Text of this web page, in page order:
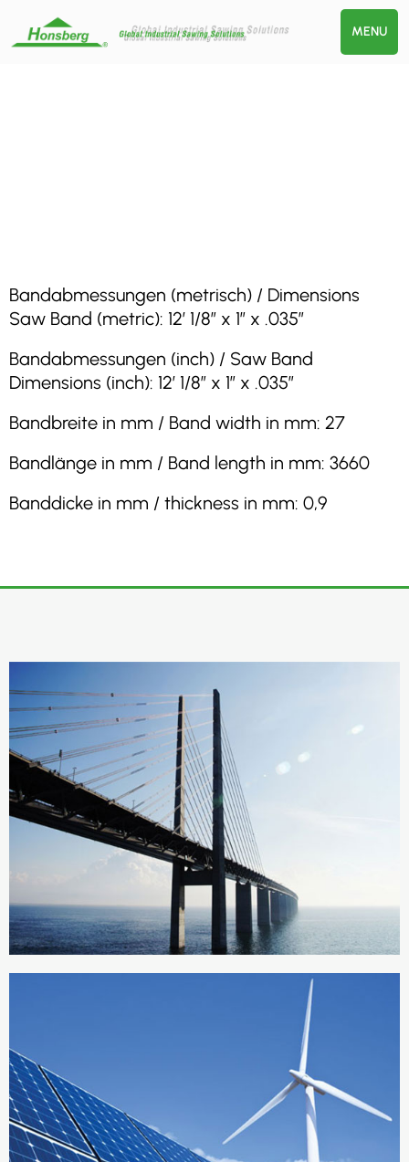
MENU
Bandabmessungen (metrisch) / Dimensions
Saw Band (metric): 12′ 1/8″ x 1″ x .035″
Bandabmessungen (inch) / Saw Band
Dimensions (inch): 12′ 1/8″ x 1″ x .035″
Bandbreite in mm / Band width in mm: 27
Bandlänge in mm / Band length in mm: 3660
Banddicke in mm / thickness in mm: 0,9